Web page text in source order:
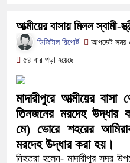
​আত্মীয়ের বাসায় মিলল স্বামী-
ডিজিটাল রিপোর্ট
আপডেট সময়
৫৪ বার পড়া হয়েছে
মাদারীপুরে আত্মীয়ের
তিনজনের মরদেহ উদ্ধার
মে) ভোরে শহরের
মরদেহ উদ্ধার করা হয়।
নিহতরা হলেন- মাদারীপুর সদর